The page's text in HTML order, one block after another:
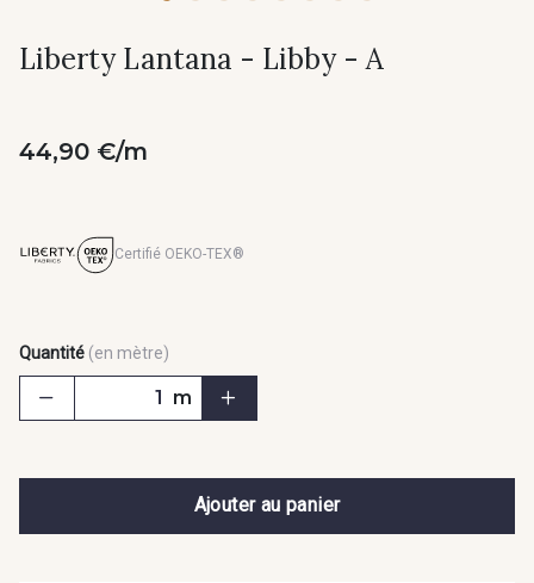
Liberty Lantana - Libby - A
44,90 €/m
Certifié OEKO-TEX®
Quantité (en mètre)
m
Ajouter au panier